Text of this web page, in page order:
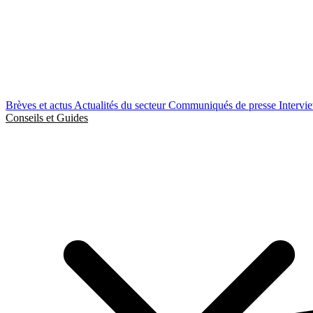
Brèves et actus Actualités du secteurCommuniqués de presse
Conseils et Guides